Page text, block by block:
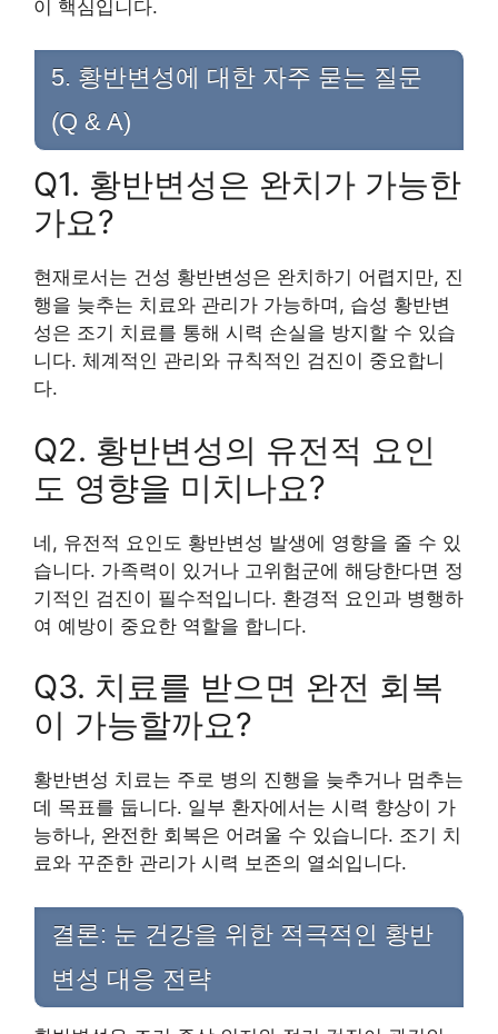
이 핵심입니다.
5. 황반변성에 대한 자주 묻는 질문
(Q & A)
Q1. 황반변성은 완치가 가능한
가요?
현재로서는 건성 황반변성은 완치하기 어렵지만, 진
행을 늦추는 치료와 관리가 가능하며, 습성 황반변
성은 조기 치료를 통해 시력 손실을 방지할 수 있습
니다. 체계적인 관리와 규칙적인 검진이 중요합니
다.
Q2. 황반변성의 유전적 요인
도 영향을 미치나요?
네, 유전적 요인도 황반변성 발생에 영향을 줄 수 있
습니다. 가족력이 있거나 고위험군에 해당한다면 정
기적인 검진이 필수적입니다. 환경적 요인과 병행하
여 예방이 중요한 역할을 합니다.
Q3. 치료를 받으면 완전 회복
이 가능할까요?
황반변성 치료는 주로 병의 진행을 늦추거나 멈추는
데 목표를 둡니다. 일부 환자에서는 시력 향상이 가
능하나, 완전한 회복은 어려울 수 있습니다. 조기 치
료와 꾸준한 관리가 시력 보존의 열쇠입니다.
결론: 눈 건강을 위한 적극적인 황반
변성 대응 전략